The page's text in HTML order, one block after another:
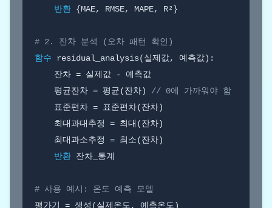
반환 {MAE, RMSE, MAPE, R²}
# 2. 잔차 분석 (오차 패턴 확인)
함수 residual_analysis(실제값, 예측값):
    평균잔차 = 평균(잔차)
// 0에 가까워야 함
반환 잔차_통계
# 사용 예시: 온도 예측 모델
평가기 = 생성(실제온도, 예측온도)